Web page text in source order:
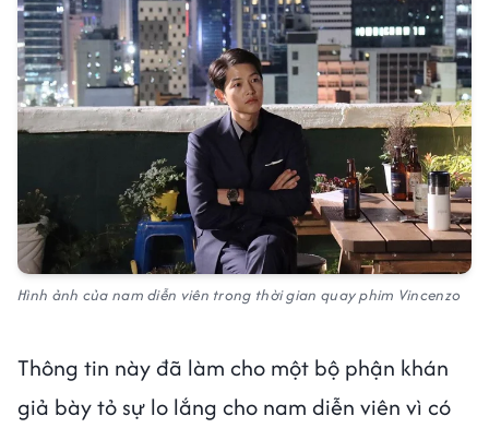
Hình ảnh của nam diễn viên trong thời gian quay phim Vincenzo
Thông tin này đã làm cho một bộ phận khán
giả bày tỏ sự lo lắng cho nam diễn viên vì có